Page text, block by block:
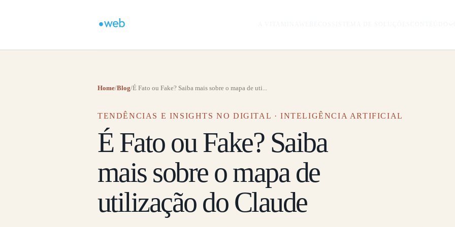
Home/Blog/É Fato ou Fake? Saiba mais sobre o mapa de uti...
TENDÊNCIAS E INSIGHTS NO DIGITAL · INTELIGÊNCIA ARTIFICIAL
É Fato ou Fake? Saiba
mais sobre o mapa de
utilização do Claude